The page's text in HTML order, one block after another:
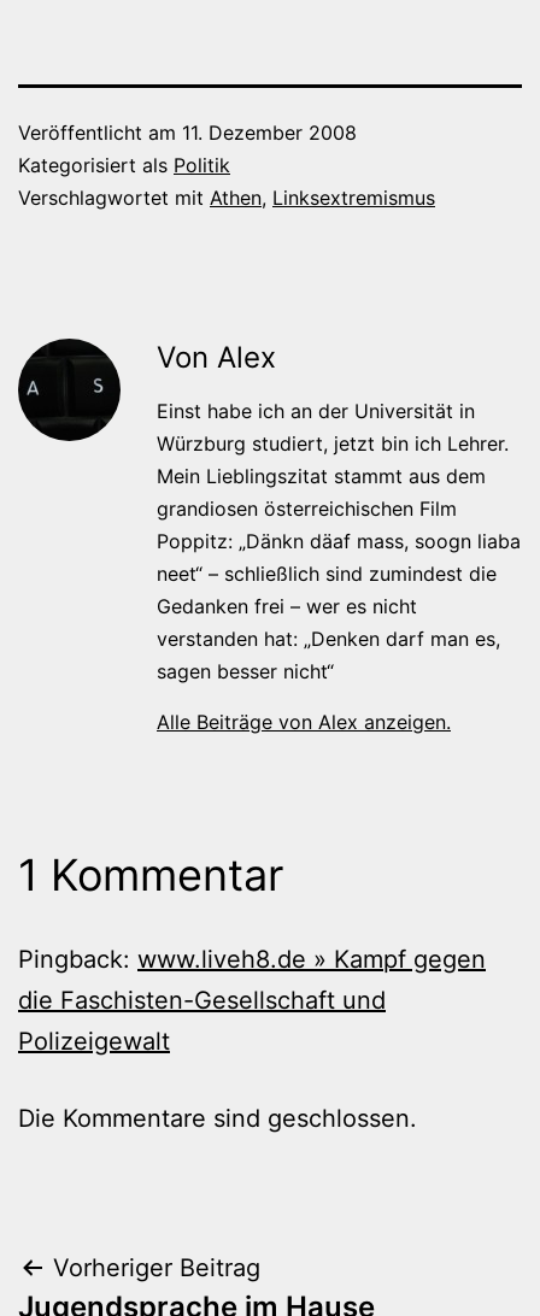
Veröffentlicht am 11. Dezember 2008
Kategorisiert als Politik
Verschlagwortet mit Athen, Linksextremismus
Von Alex
Einst habe ich an der Universität in
Würzburg studiert, jetzt bin ich Lehrer.
Mein Lieblingszitat stammt aus dem
grandiosen österreichischen Film
Poppitz: „Dänkn däaf mass, soogn liaba
neet“ – schließlich sind zumindest die
Gedanken frei – wer es nicht
verstanden hat: „Denken darf man es,
sagen besser nicht“
Alle Beiträge von Alex anzeigen.
1 Kommentar
Pingback: www.liveh8.de » Kampf gegen
die Faschisten-Gesellschaft und
Polizeigewalt
Die Kommentare sind geschlossen.
Beitragsnavigation
Vorheriger Beitrag
Jugendsprache im Hause